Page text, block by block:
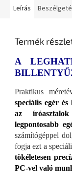
Leírás
Termék
A
Praktikus
speciális egér
az
legpontosabb
számítógéppel
fogja ezt a
tökéletesen
PC-vel való